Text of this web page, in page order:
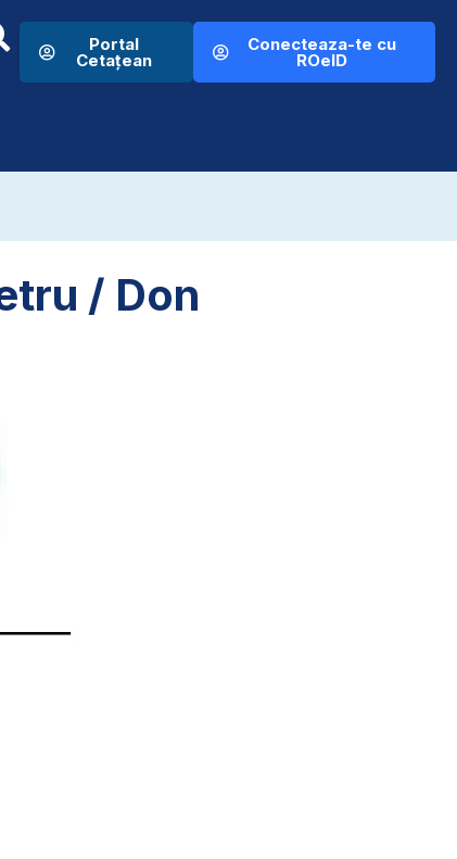
Portal
Cetațean
Conecteaza-te cu
ROeID
/ Don